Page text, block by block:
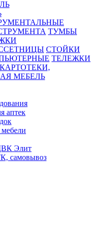
ТУМБЫ
СТОЙКИ
ТЕЛЕЖКИ
КАРТОТЕКИ,
МЕБЕЛЬ
аптек
Элит
самовывоз